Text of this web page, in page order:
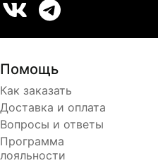
Помощь
Как заказать
Доставка и оплата
Вопросы и ответы
Программа
лояльности